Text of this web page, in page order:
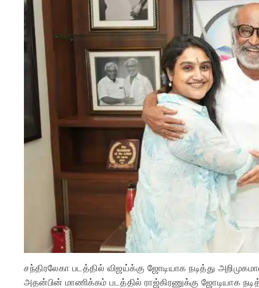
சந்திரலேகா படத்தில் விஜய்க்கு ஜோடியாக நடித்து
அதன்பின் மாணிக்கம் படத்தில் ராஜ்கிரணுக்கு ஜோடியாக